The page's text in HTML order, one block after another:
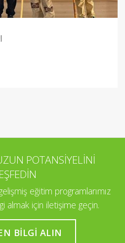
POTANSİYELİNİ
eğitim programlarımız
almak için iletişime geçin.
BILGI ALIN